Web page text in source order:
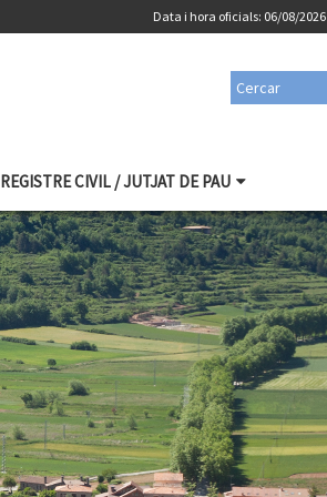
Data i hora oficials: 06/08/2026
REGISTRE CIVIL / JUTJAT DE PAU